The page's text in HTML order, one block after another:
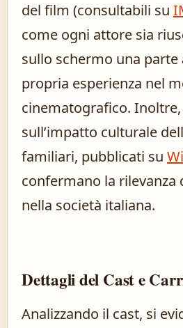
del film (consultabili su
come ogni attore sia
sullo schermo una parte
propria esperienza nel
cinematografico.
sull’impatto culturale
familiari, pubblicati su
confermano la rilevanza
nella società italiana.
Dettagli del Cast e
Analizzando il cast, si